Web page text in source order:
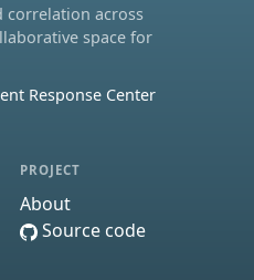
correlation across
space for
Response Center
PROJECT
About
Source code